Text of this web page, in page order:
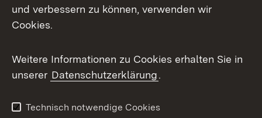
und verbessern zu können, verwenden wir
Cookies.
Weitere Informationen zu Cookies erhalten Sie in
unserer Datenschutzerklärung.
Technisch notwendige Cookies